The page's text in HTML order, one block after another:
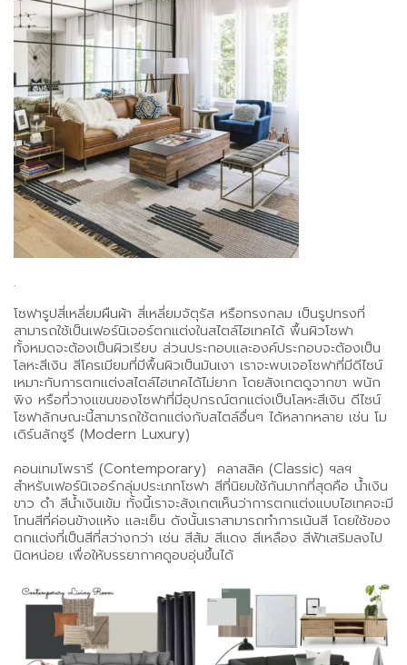
.
โซฟารูปสี่เหลี่ยมผืนผ้า สี่เหลี่ยมจัตุรัส หรือทรงกลม เป็นรูปทรงที่
สามารถใช้เป็นเฟอร์นิเจอร์ตกแต่งในสไตล์ไฮเทคได้ พื้นผิวโซฟา
ทั้งหมดจะต้องเป็นผิวเรียบ ส่วนประกอบและองค์ประกอบจะต้องเป็น
โลหะสีเงิน สีโครเมียมที่มีพื้นผิวเป็นมันเงา เราจะพบเจอโซฟาที่มีดีไซน์
เหมาะกับการตกแต่งสไตล์ไฮเทคได้ไม่ยาก โดยสังเกตดูจากขา พนัก
พิง หรือที่วางแขนของโซฟาที่มีอุปกรณ์ตกแต่งเป็นโลหะสีเงิน ดีไซน์
โซฟาลักษณะนี้สามารถใช้ตกแต่งกับสไตล์อื่นๆ ได้หลากหลาย เช่น โม
เดิร์นลักซูรี (Modern Luxury)
คอนเทมโพรารี (Contemporary) คลาสสิค (Classic) ฯลฯ
สำหรับเฟอร์นิเจอร์กลุ่มประเภทโซฟา สีที่นิยมใช้กันมากที่สุดคือ น้ำเงิน
ขาว ดำ สีน้ำเงินเข้ม ทั้งนี้เราจะสังเกตเห็นว่าการตกแต่งแบบไฮเทคจะมี
โทนสีที่ค่อนข้างแห้ง และเย็น ดังนั้นเราสามารถทำการเน้นสี โดยใช้ของ
ตกแต่งที่เป็นสีที่สว่างกว่า เช่น สีส้ม สีแดง สีเหลือง สีฟ้าเสริมลงไป
นิดหน่อย เพื่อให้บรรยากาศดูอบอุ่นขึ้นได้